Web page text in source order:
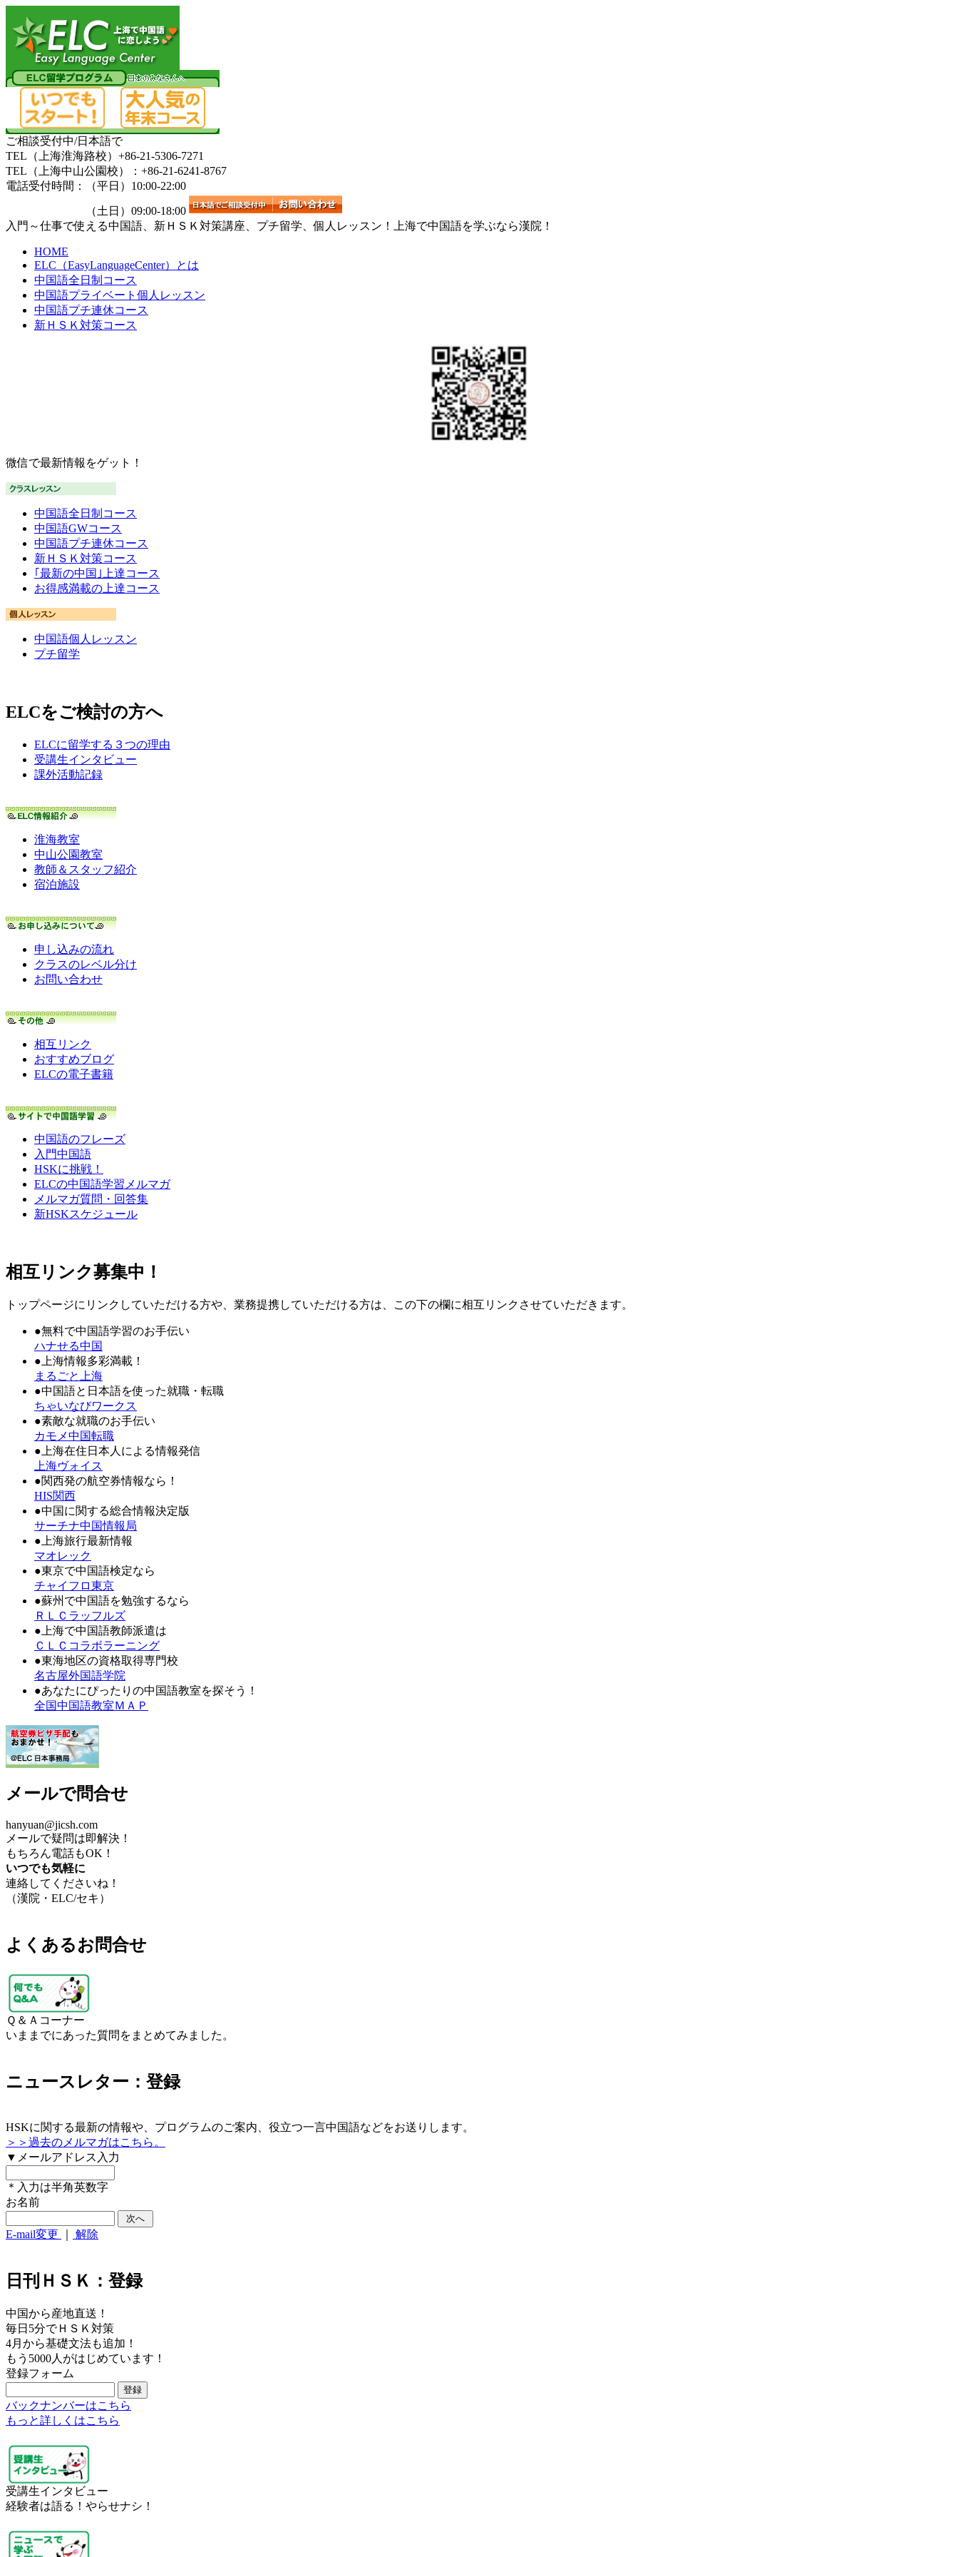
ご相談受付中/日本語で
TEL（上海淮海路校）+86-21-5306-7271
TEL（上海中山公園校）：+86-21-6241-8767
電話受付時間：（平日）10:00-22:00
（土日）09:00-18:00
入門～仕事で使える中国語、新ＨＳＫ対策講座、プチ留学、個人レッスン！上海で中国語を学ぶなら漢院！
HOME
ELC（EasyLanguageCenter）とは
中国語全日制コース
中国語プライベート個人レッスン
中国語プチ連休コース
新ＨＳＫ対策コース
微信で最新情報をゲット！
中国語全日制コース
中国語GWコース
中国語プチ連休コース
新ＨＳＫ対策コース
｢最新の中国｣上達コース
お得感満載の上達コース
中国語個人レッスン
プチ留学
ELCをご検討の方へ
ELCに留学する３つの理由
受講生インタビュー
課外活動記録
淮海教室
中山公園教室
教師＆スタッフ紹介
宿泊施設
申し込みの流れ
クラスのレベル分け
お問い合わせ
相互リンク
おすすめブログ
ELCの電子書籍
中国語のフレーズ
入門中国語
HSKに挑戦！
ELCの中国語学習メルマガ
メルマガ質問・回答集
新HSKスケジュール
相互リンク募集中！
トップページにリンクしていただける方や、業務提携していただける方は、この下の欄に相互リンクさせていただきます。
●無料で中国語学習のお手伝い
ハナせる中国
●上海情報多彩満載！
まるごと上海
●中国語と日本語を使った就職・転職
ちゃいなびワークス
●素敵な就職のお手伝い
カモメ中国転職
●上海在住日本人による情報発信
上海ヴォイス
●関西発の航空券情報なら！
HIS関西
●中国に関する総合情報決定版
サーチナ中国情報局
●上海旅行最新情報
マオレック
●東京で中国語検定なら
チャイフロ東京
●蘇州で中国語を勉強するなら
ＲＬＣラッフルズ
●上海で中国語教師派遣は
ＣＬＣコラボラーニング
●東海地区の資格取得専門校
名古屋外国語学院
●あなたにぴったりの中国語教室を探そう！
全国中国語教室ＭＡＰ
メールで問合せ
hanyuan@jicsh.com
メールで疑問は即解決！
もちろん電話もOK！
いつでも気軽に
連絡してくださいね！
（漢院・ELC/セキ）
よくあるお問合せ
Ｑ＆Ａコーナー
いままでにあった質問をまとめてみました。
ニュースレター：登録
HSKに関する最新の情報や、プログラムのご案内、役立つ一言中国語などをお送りします。
＞＞過去のメルマガはこちら。
▼メールアドレス入力
＊入力は半角英数字
お名前
E-mail変更 解除
日刊ＨＳＫ：登録
中国から産地直送！
毎日5分でＨＳＫ対策
4月から基礎文法も追加！
もう5000人がはじめています！
登録フォーム
バックナンバーはこちら
もっと詳しくはこちら
受講生インタビュー
経験者は語る！やらせナシ！